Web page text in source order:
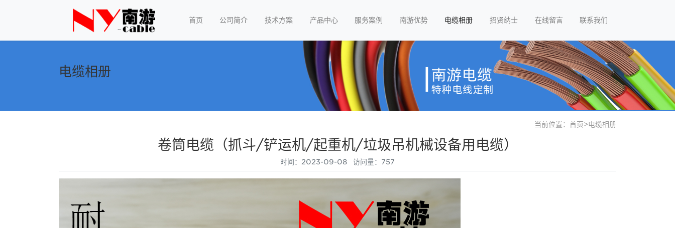
首页 公司简介 技术方案 产品中心 服务案例 南游优势 电缆相册 招贤纳士 在线留言 联系我们
电缆相册
当前位置： 首页>电缆相册
卷筒电缆（抓斗/铲运机/起重机/垃圾吊机械设备用电缆）
时间：2023-09-08 访问量：757